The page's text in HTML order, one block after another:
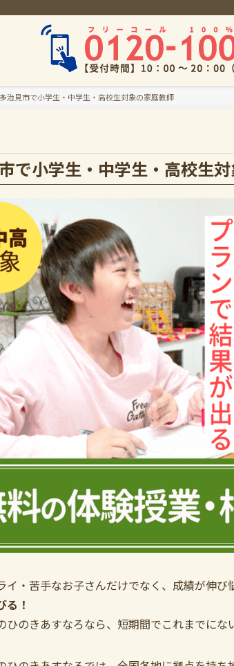
多治見市で小学生・中学生・高校生対象の家庭教師
で小学生・中学生・高校生
イ・苦手なお子さんだけでなく、成績が伸
る！
ひのきあすなろなら、短期間でこれまでにな